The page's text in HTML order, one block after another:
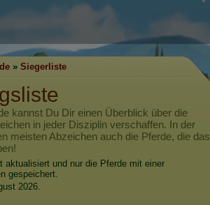
» Siegerliste
kannst Du Dir einen Überblick über die
in jeder Disziplin verschaffen. In der
meisten Abzeichen auch die Pferde, die das
aktualisiert und nur die Pferde mit einer
gespeichert.
2026.